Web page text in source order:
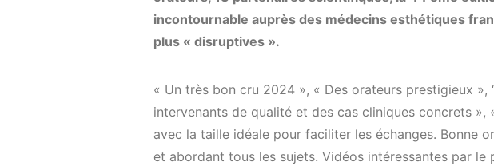
incontournable auprès des médecins esthétiques
plus « disruptives ».
« Un très bon cru 2024 », « Des orateurs prestigieux »,
intervenants de qualité et des cas cliniques concrets »,
avec la taille idéale pour faciliter les échanges. Bonne
et abordant tous les sujets. Vidéos intéressantes par le